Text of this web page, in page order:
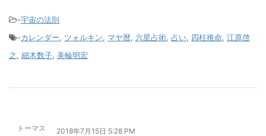
-宇宙の法則
-カレンダー, ツォルキン, マヤ暦, 六星占術, 占い, 四柱推命, 江原啓
之, 細木数子, 美輪明宏
トーマス 2018年7月15日 5:28 PM